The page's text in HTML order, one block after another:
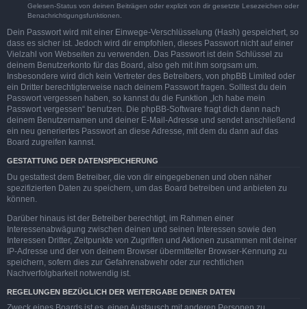
Gelesen-Status von deinen Beiträgen oder explizit von dir gesetzte Lesezeichen oder
Benachrichtigungsfunktionen.
Dein Passwort wird mit einer Einwege-Verschlüsselung (Hash) gespeichert, so
dass es sicher ist. Jedoch wird dir empfohlen, dieses Passwort nicht auf einer
Vielzahl von Webseiten zu verwenden. Das Passwort ist dein Schlüssel zu
deinem Benutzerkonto für das Board, also geh mit ihm sorgsam um.
Insbesondere wird dich kein Vertreter des Betreibers, von phpBB Limited oder
ein Dritter berechtigterweise nach deinem Passwort fragen. Solltest du dein
Passwort vergessen haben, so kannst du die Funktion „Ich habe mein
Passwort vergessen“ benutzen. Die phpBB-Software fragt dich dann nach
deinem Benutzernamen und deiner E-Mail-Adresse und sendet anschließend
ein neu generiertes Passwort an diese Adresse, mit dem du dann auf das
Board zugreifen kannst.
GESTATTUNG DER DATENSPEICHERUNG
Du gestattest dem Betreiber, die von dir eingegebenen und oben näher
spezifizierten Daten zu speichern, um das Board betreiben und anbieten zu
können.
Darüber hinaus ist der Betreiber berechtigt, im Rahmen einer
Interessenabwägung zwischen deinen und seinen Interessen sowie den
Interessen Dritter, Zeitpunkte von Zugriffen und Aktionen zusammen mit deiner
IP-Adresse und der von deinem Browser übermittelter Browser-Kennung zu
speichern, sofern dies zur Gefahrenabwehr oder zur rechtlichen
Nachverfolgbarkeit notwendig ist.
REGELUNGEN BEZÜGLICH DER WEITERGABE DEINER DATEN